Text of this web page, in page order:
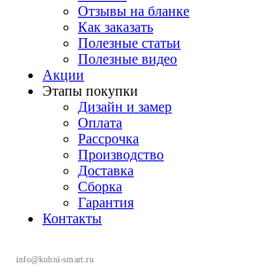
Отзывы на бланке
Как заказать
Полезные статьи
Полезные видео
Акции
Этапы покупки
Дизайн и замер
Оплата
Рассрочка
Производство
Доставка
Сборка
Гарантия
Контакты
info@kuhni-smart.ru